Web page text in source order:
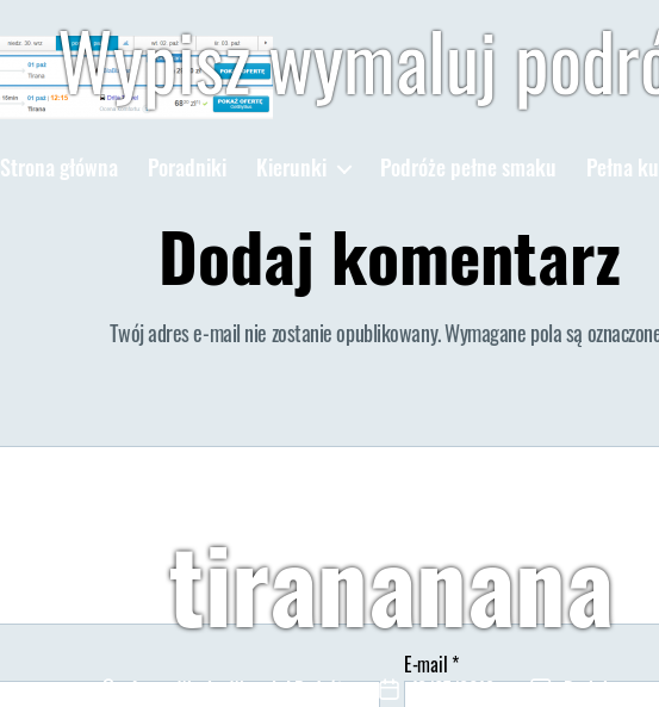
Wypisz wymaluj
Strona główna Poradniki Kierunki Podróże pełne smaku Pełna
tirananana
AutorAutor:Wypisz Wymaluj Podróż
Data12/07/2018 Brak
Dodaj komentarz
Twój adres e-mail nie zostanie opublikowany.Wymagane pola są
E-mail*